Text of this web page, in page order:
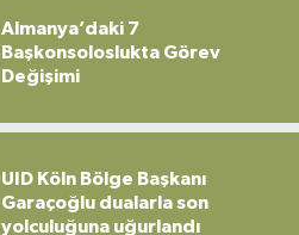
Almanya’daki 7
Başkonsoloslukta Görev
Değişimi
UID Köln Bölge Başkanı
Garaçoğlu dualarla son
yolculuğuna uğurlandı